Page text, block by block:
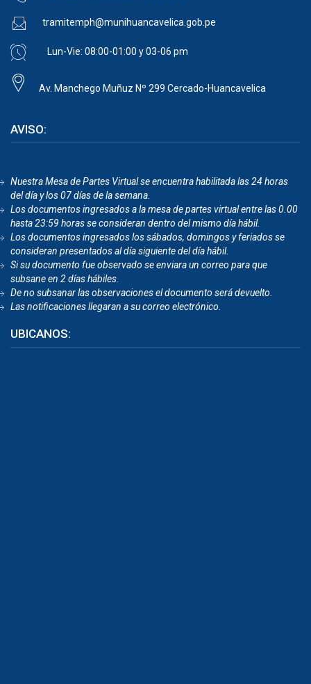
tramitemph@munihuancavelica.gob.pe
Lun-Vie: 08:00-01:00 y 03-06 pm
Av. Manchego Muñuz Nº 299 Cercado-Huancavelica
AVISO:
Nuestra Mesa de Partes Virtual se encuentra habilitada las 24 horas
del día y los 07 días de la semana.
Los documentos ingresados a la mesa de partes virtual entre las 0.00
hasta 23:59 horas se consideran dentro del mismo día hábil.
Los documentos ingresados los sábados, domingos y feriados se
consideran presentados al día siguiente del día hábil.
Si su documento fue observado se enviara un correo para que
subsane en 2 días hábiles.
De no subsanar las observaciones el documento será devuelto.
Las notificaciones llegaran a su correo electrónico.
UBICANOS: